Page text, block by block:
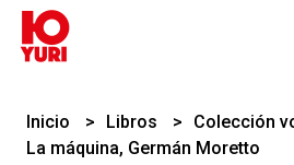
Inicio Libros
Colección
La máquina, Germán Moretto